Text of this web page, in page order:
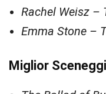
Rachel Weisz –
Emma Stone –
Miglior